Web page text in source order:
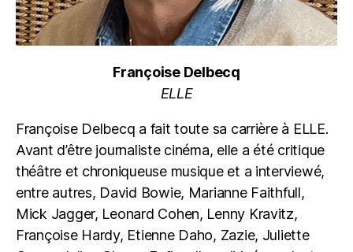
Françoise Delbecq
ELLE
Françoise Delbecq a fait toute sa carrière à ELLE.
Avant d’être journaliste cinéma, elle a été critique
théâtre et chroniqueuse musique et a interviewé,
entre autres, David Bowie, Marianne Faithfull,
Mick Jagger, Leonard Cohen, Lenny Kravitz,
Françoise Hardy, Etienne Daho, Zazie, Juliette